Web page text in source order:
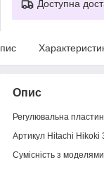
Доступна
Опис
Регулювальна
Артикул Hitachi Hikoki
Сумісність з